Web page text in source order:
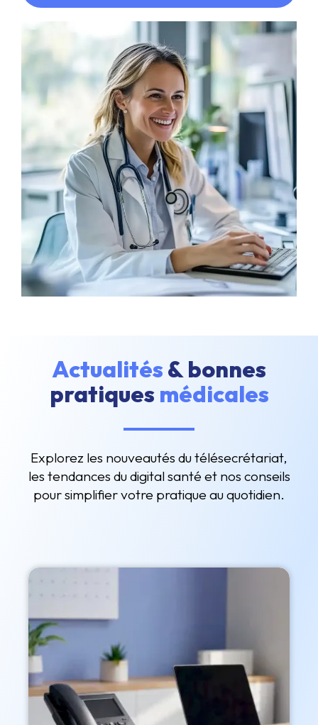
Actualités& bonnes
pratiques médicales
Explorez les nouveautés du télésecrétariat,
les tendances du digital santé et nos conseils
pour simplifier votre pratique au quotidien.